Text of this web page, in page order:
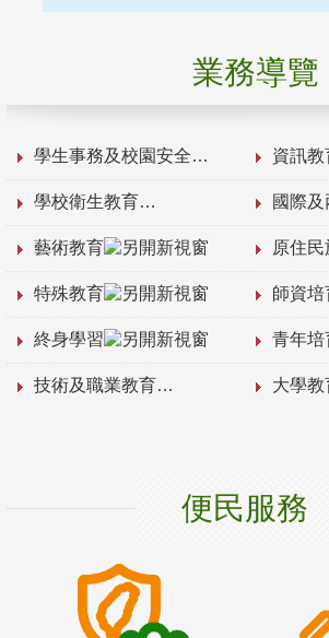
業務導覽
學生事務及校園安全 資訊教
學校衛生教育 國際
藝術教育 原住
特殊教育 師資培
終身學習 青年培
技術及職業教育 大學教
便民服務